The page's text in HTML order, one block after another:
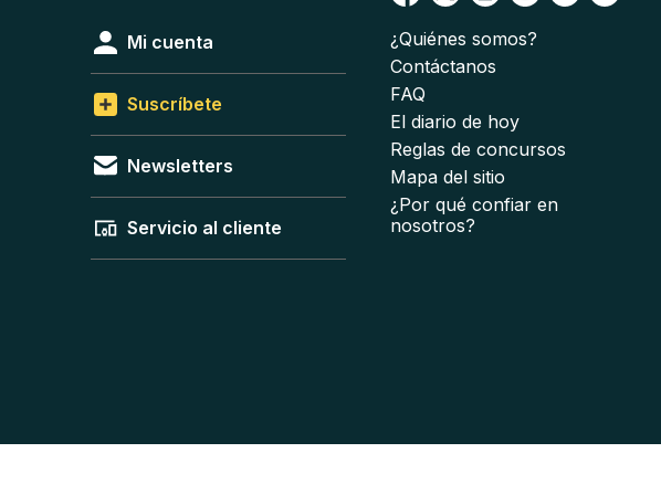
Mi cuenta
Suscríbete
Newsletters
Servicio al cliente
¿Quiénes somos?
Contáctanos
FAQ
El diario de hoy
Reglas de concursos
Mapa del sitio
¿Por qué confiar en
nosotros?